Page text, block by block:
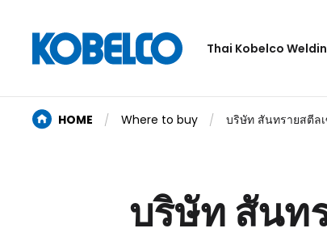
Thai Kobelco
HOME Where to buy บริษัท สันทรายสตีล
บริษัท สันท